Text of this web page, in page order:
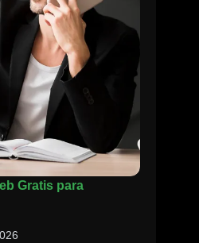
Gratis para